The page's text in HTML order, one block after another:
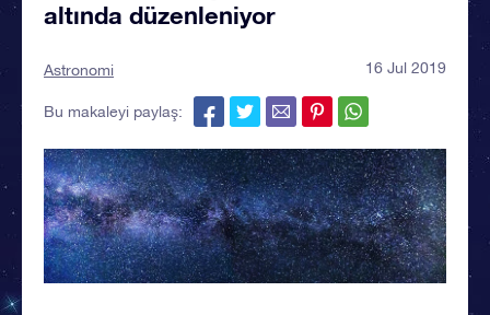
altında düzenleniyor
Astronomi 16 Jul 2019
Bu makaleyi paylaş: